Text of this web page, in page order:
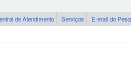
de Atendimento Serviços E-mail do